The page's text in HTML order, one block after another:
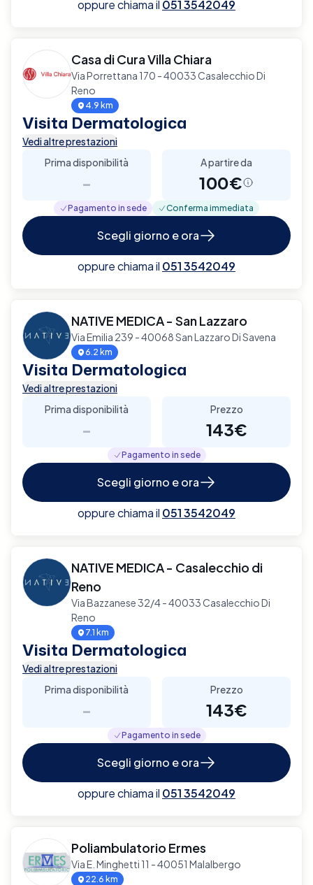
oppure chiama il 051 3542049
Casa di Cura Villa Chiara
Via Porrettana 170 - 40033 Casalecchio Di
Reno
4.9 km
Visita Dermatologica
Vedi altre prestazioni
Prima disponibilità
-
A partire da
100€
Pagamento in sede Conferma immediata
Scegli giorno e ora
oppure chiama il 051 3542049
NATIVE MEDICA - San Lazzaro
Via Emilia 239 - 40068 San Lazzaro Di Savena
6.2 km
Visita Dermatologica
Vedi altre prestazioni
Prima disponibilità
-
Prezzo
143€
Pagamento in sede
Scegli giorno e ora
oppure chiama il 051 3542049
NATIVE MEDICA - Casalecchio di
Reno
Via Bazzanese 32/4 - 40033 Casalecchio Di
Reno
7.1 km
Visita Dermatologica
Vedi altre prestazioni
Prima disponibilità
-
Prezzo
143€
Pagamento in sede
Scegli giorno e ora
oppure chiama il 051 3542049
Poliambulatorio Ermes
Via E. Minghetti 11 - 40051 Malalbergo
22.6 km